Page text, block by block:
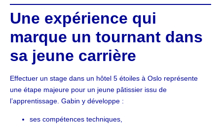
Une expérience qui
marque un tournant dans
sa jeune carrière
Effectuer un stage dans un hôtel 5 étoiles à Oslo représente
une étape majeure pour un jeune pâtissier issu de
l’apprentissage. Gabin y développe :
ses compétences techniques,